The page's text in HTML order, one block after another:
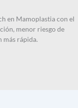
en Mamoplastia con el
menor riesgo de
más rápida.